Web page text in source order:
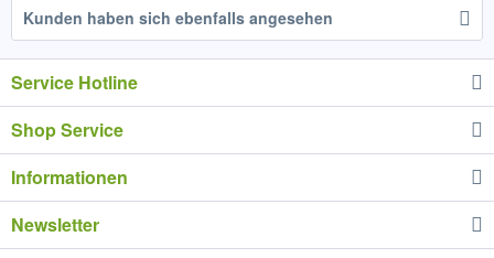
Kunden haben sich ebenfalls angesehen
Service Hotline
Shop Service
Informationen
Newsletter